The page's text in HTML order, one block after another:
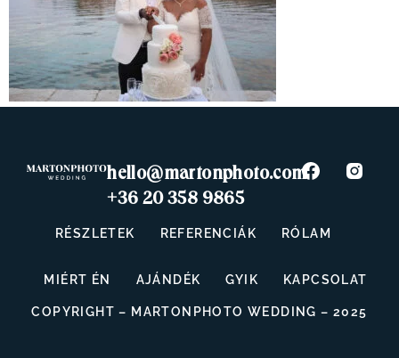
hello@martonphoto.com
+36 20 358 9865
RÉSZLETEK REFERENCIÁK RÓLAM
MIÉRT ÉN AJÁNDÉK GYIK KAPCSOLAT
COPYRIGHT – MARTONPHOTO WEDDING – 2025